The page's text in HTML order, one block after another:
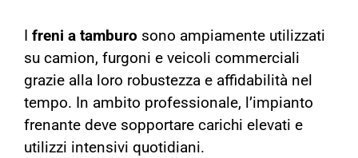
freni a tamburo sono ampiamente utilizzati
su camion, furgoni e veicoli commerciali
grazie alla loro robustezza e affidabilità nel
tempo. In ambito professionale, l’impianto
frenante deve sopportare carichi elevati e
utilizzi intensivi quotidiani.